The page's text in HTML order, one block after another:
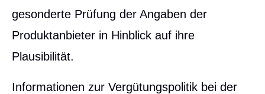
gesonderte Prüfung der Angaben der
Produktanbieter in Hinblick auf ihre
Plausibilität.
Informationen zur Vergütungspolitik bei der